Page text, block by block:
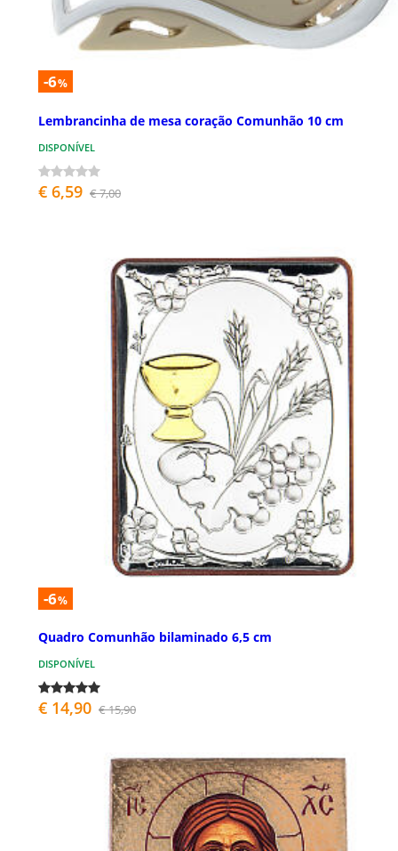
-6%
Lembrancinha de mesa coração Comunhão 10 cm
DISPONÍVEL
€ 6,59 € 7,00
-6%
Quadro Comunhão bilaminado 6,5 cm
DISPONÍVEL
€ 14,90 € 15,90